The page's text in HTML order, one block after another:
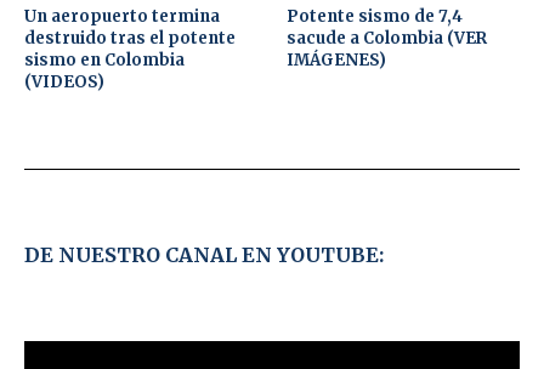
Un aeropuerto termina
destruido tras el potente
sismo en Colombia
(VIDEOS)
Potente sismo de 7,4
sacude a Colombia (VER
IMÁGENES)
DE NUESTRO CANAL EN YOUTUBE: